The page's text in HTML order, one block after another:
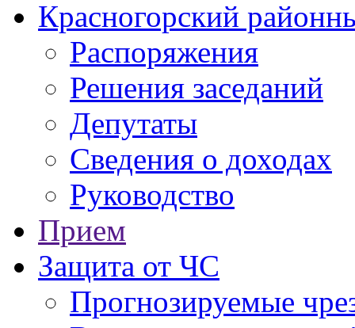
Красногорский
Распоряжения
Решения заседаний
Депутаты
Сведения о доходах
Руководство
Прием
Защита от ЧС
Прогнозируемые